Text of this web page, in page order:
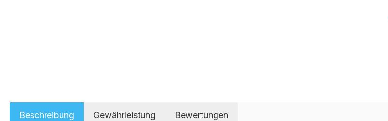
Beschreibung Gewährleistung Bewertungen